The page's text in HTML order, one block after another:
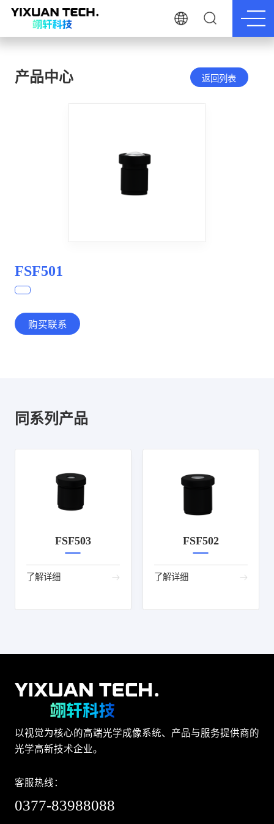
产品中心 返回列表
FSF501
购买联系
同系列产品
FSF503
了解详细
FSF502
了解详细
以视觉为核心的高端光学成像系统、产品与服务提供商的
光学高新技术企业。
客服热线：
0377-83988088